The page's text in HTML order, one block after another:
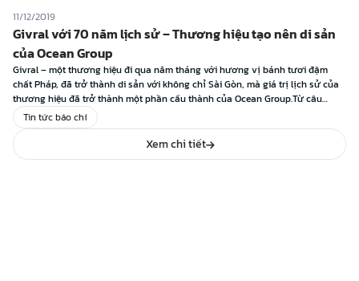
11/12/2019
Tin tức báo chí
Givral với 70 năm lịch sử – Thương hiệu tạo nên di sản
của Ocean Group
Givral – một thương hiệu đi qua năm tháng với hương vị bánh tươi đậm
chất Pháp, đã trở thành di sản với không chỉ Sài Gòn, mà giá trị lịch sử của
thương hiệu đã trở thành một phần cấu thành của Ocean Group.Từ câu
chuyện thương hiệuXuất hiện ở góc phố Catinat của […]
Xem chi tiết